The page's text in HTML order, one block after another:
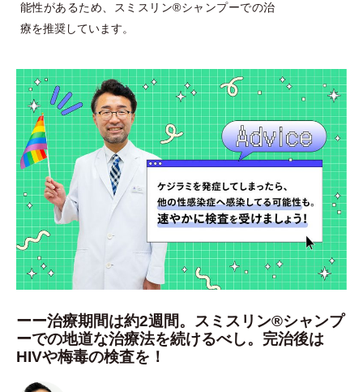
能性があるため、スミスリン®︎シャンプーでの治
療を推奨しています。
ーー治療期間は約2週間。スミスリン®︎シャンプ
ーでの地道な治療法を続けるべし。完治後は
HIVや梅毒の検査を！